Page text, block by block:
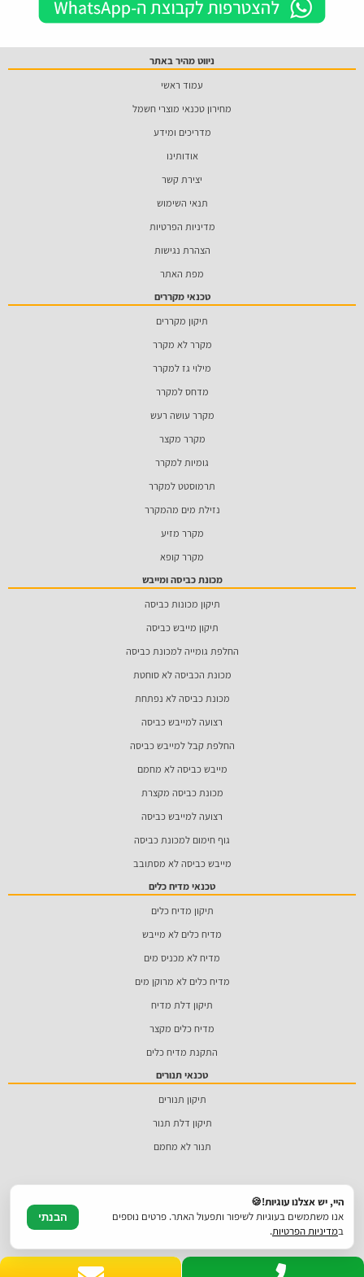
ניווט מהיר באתר
עמוד ראשי
מחירון טכנאי מוצרי חשמל
מדריכים ומידע
אודותינו
יצירת קשר
תנאי השימוש
מדיניות הפרטיות
הצהרת נגישות
מפת האתר
טכנאי מקררים
תיקון מקררים
מקרר לא מקרר
מילוי גז למקרר
מדחס למקרר
מקרר עושה רעש
מקרר מקצר
גומיות למקרר
תרמוסטט למקרר
נזילת מים מהמקרר
מקרר מזיע
מקרר קופא
מכונת כביסה ומייבש
תיקון מכונות כביסה
תיקון מייבש כביסה
החלפת גומייה למכונת כביסה
מכונת הכביסה לא סוחטת
מכונת כביסה לא נפתחת
רצועה למייבש כביסה
החלפת קבל למייבש כביסה
מייבש כביסה לא מחמם
מכונת כביסה מקצרת
רצועה למייבש כביסה
גוף חימום למכונת כביסה
מייבש כביסה לא מסתובב
טכנאי מדיח כלים
תיקון מדיח כלים
מדיח כלים לא מייבש
מדיח לא מכניס מים
מדיח כלים לא מרוקן מים
תיקון דלת מדיח
מדיח כלים מקצר
התקנת מדיח כלים
טכנאי תנורים
תיקון תנורים
תיקון דלת תנור
תנור לא מחמם
היי, יש אצלנו עוגיות!🍪
אנו משתמשים בעוגיות לשיפור ותפעול האתר. פרטים נוספים
במדיניות הפרטיות.
הבנתי